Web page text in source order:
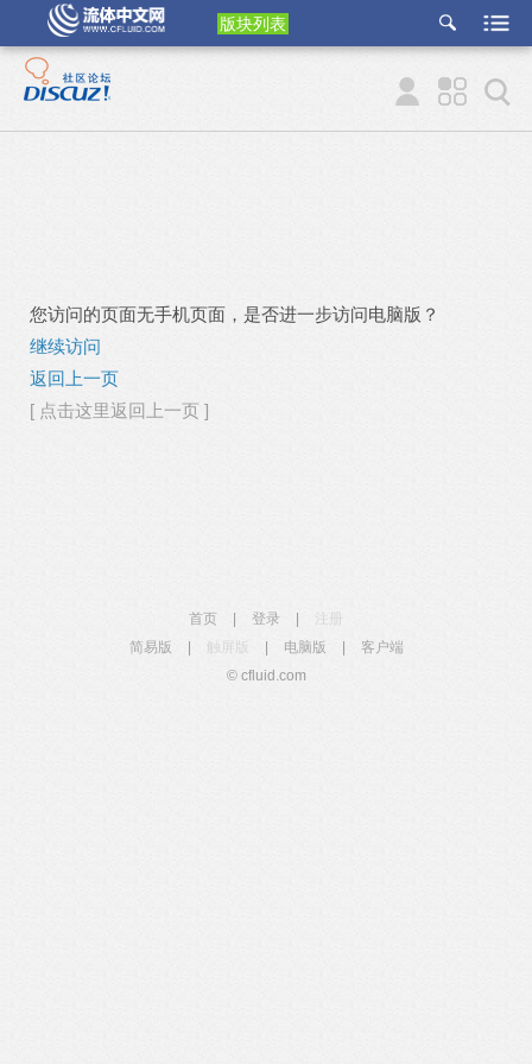
版块列表
etu
p
您访问的页面无手机页面，是否进一步访问电脑版？
继续访问
返回上一页
[ 点击这里返回上一页 ]
首页 登录
简易版
触屏版 电脑版
客户端
© cfluid.com